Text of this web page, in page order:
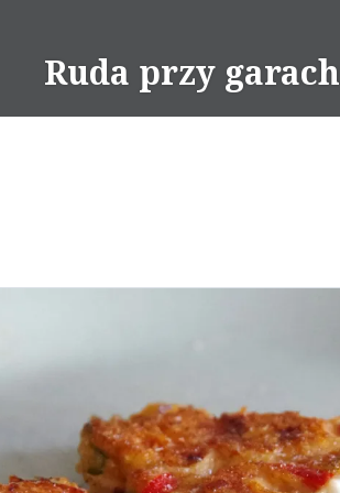
contentRuda przy garach